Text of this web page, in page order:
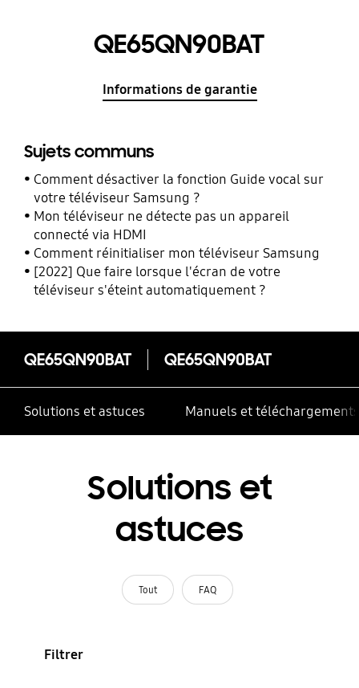
QE65QN90BAT
Informations de garantie
Sujets communs
Comment désactiver la fonction Guide vocal sur
votre téléviseur Samsung ?
Mon téléviseur ne détecte pas un appareil
connecté via HDMI
Comment réinitialiser mon téléviseur Samsung
[2022] Que faire lorsque l'écran de votre
téléviseur s'éteint automatiquement ?
QE65QN90BAT QE65QN90BAT
Solutions et astuces Manuels et téléchargements
Solutions et
astuces
Tout FAQ
Filtrer